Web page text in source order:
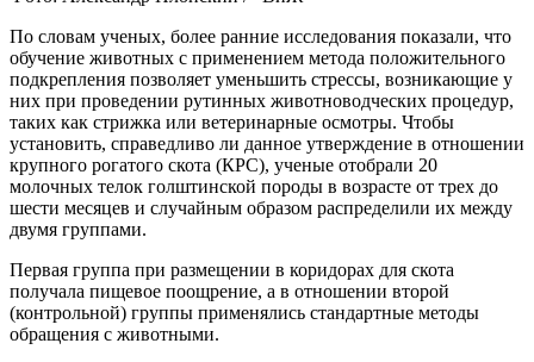
По словам ученых, более ранние исследования показали, что
обучение животных с применением метода положительного
подкрепления позволяет уменьшить стрессы, возникающие у
них при проведении рутинных животноводческих процедур,
таких как стрижка или ветеринарные осмотры. Чтобы
установить, справедливо ли данное утверждение в отношении
крупного рогатого скота (КРС), ученые отобрали 20
молочных телок голштинской породы в возрасте от трех до
шести месяцев и случайным образом распределили их между
двумя группами.
Первая группа при размещении в коридорах для скота
получала пищевое поощрение, а в отношении второй
(контрольной) группы применялись стандартные методы
обращения с животными.